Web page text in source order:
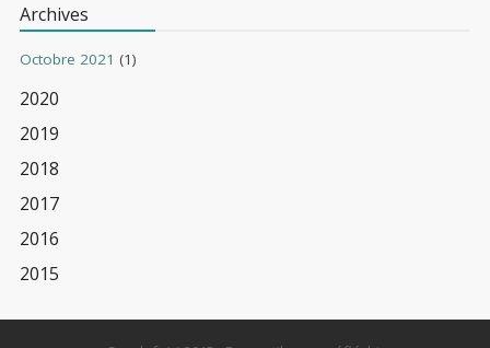
Archives
Octobre 2021 (1)
2020
2019
2018
2017
2016
2015